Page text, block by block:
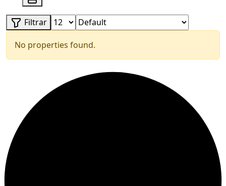
Filtrar
No properties found.